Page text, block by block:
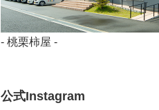
- 桃栗柿屋 -
公式Instagram